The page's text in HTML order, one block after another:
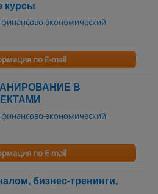
курсы
экономический
по E-mail
В
экономический
по E-mail
бизнес-тренинги,